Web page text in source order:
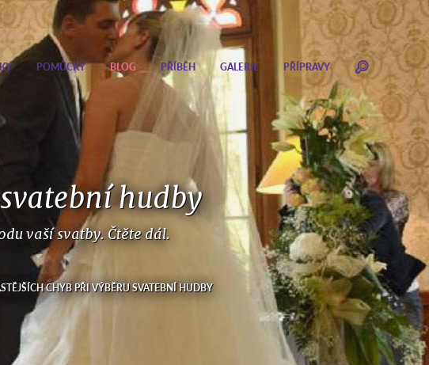
POMŮCKY BLOG PŘÍBĚH GALERIE PŘÍPRAVY
hudby
vaší svatby. Čtěte dál.
CHYB PŘI VÝBĚRU SVATEBNÍ HUDBY